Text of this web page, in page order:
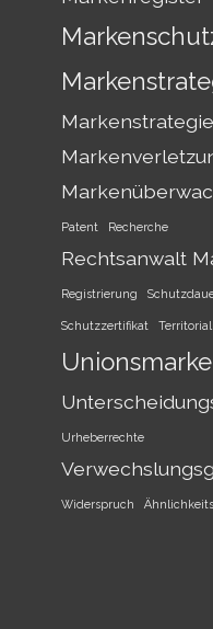
Patent Recherche
Rechtsanwalt
Registrierung
Schutzzertifikat
Unionsmarke
Urheberrechte
Widerspruch